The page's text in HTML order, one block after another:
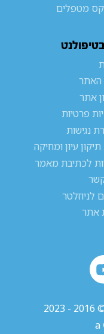
מטפלים
האתר
אתר
פרטיות
נגישות
תיקון עיון ומחיקה
לכתיבת מאמר
לניוזלטר
אתר
a